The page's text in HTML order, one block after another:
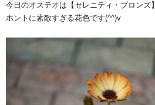
今日のオステオは【セレニティ・ブロンズ】
ホントに素敵すぎる花色です(^^)v